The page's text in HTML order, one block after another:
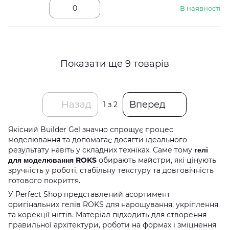
В наявності
Показати ще 9 товарів
Назад 1 з 2 Вперед
Якісний Builder Gel значно спрощує процес
моделювання та допомагає досягти ідеального
результату навіть у складних техніках. Саме тому гелі
для моделювання ROKS обирають майстри, які цінують
зручність у роботі, стабільну текстуру та довговічність
готового покриття.
У Perfect Shop представлений асортимент
оригінальних гелів ROKS для нарощування, укріплення
та корекції нігтів. Матеріал підходить для створення
правильної архітектури, роботи на формах і зміцнення